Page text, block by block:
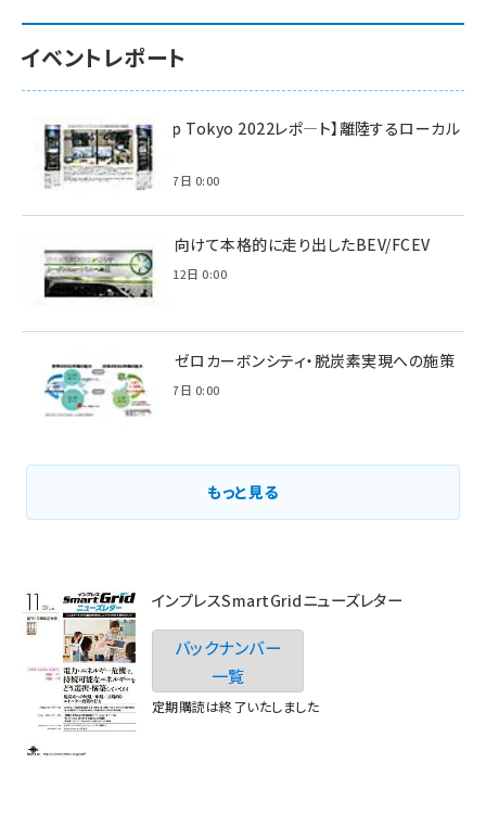
イベントレポート
【Interop Tokyo 2022レポ—ト】離陸するローカル
5G！
2022年7月7日 0:00
脱炭素に向けて本格的に走り出したBEV/FCEV
2022年6月12日 0:00
環境省のゼロカーボンシティ・脱炭素実現への施策
2021年3月7日 0:00
もっと見る
インプレスSmartGridニューズレター
バックナンバー
一覧
定期購読は終了いたしました